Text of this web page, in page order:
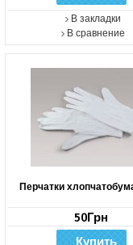
В закладки
В сравнение
Перчатки
50Грн